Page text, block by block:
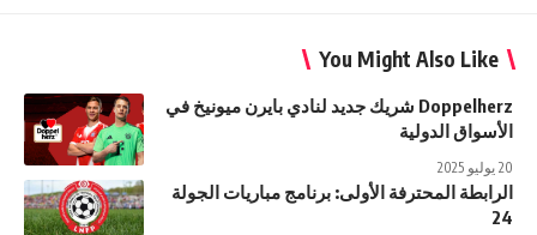
You Might Also Like
Doppelherz شريك جديد لنادي بايرن ميونيخ في
الأسواق الدولية
20 يوليو 2025
الرابطة المحترفة الأولى: برنامج مباريات الجولة
24